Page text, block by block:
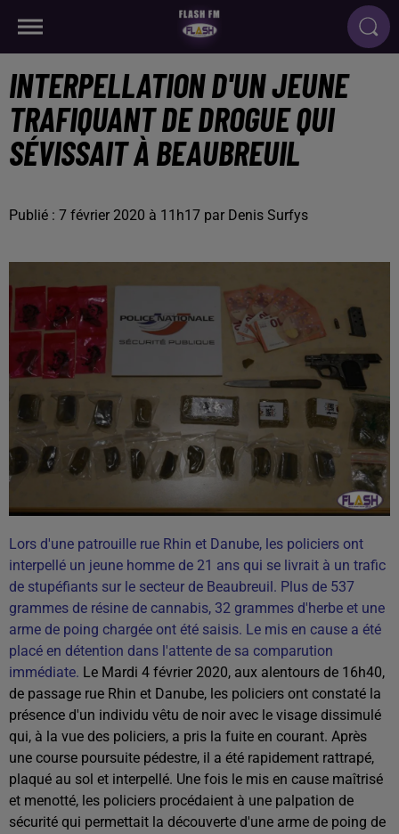
INTERPELLATION D'UN JEUNE
TRAFIQUANT DE DROGUE QUI
SÉVISSAIT À BEAUBREUIL
Publié : 7 février 2020 à 11h17 par Denis Surfys
Lors d'une patrouille rue Rhin et Danube, les policiers ont
interpellé un jeune homme de 21 ans qui se livrait à un trafic
de stupéfiants sur le secteur de Beaubreuil. Plus de 537
grammes de résine de cannabis, 32 grammes d'herbe et une
arme de poing chargée ont été saisis. Le mis en cause a été
placé en détention dans l'attente de sa comparution
immédiate. Le Mardi 4 février 2020, aux alentours de 16h40,
de passage rue Rhin et Danube, les policiers ont constaté la
présence d'un individu vêtu de noir avec le visage dissimulé
qui, à la vue des policiers, a pris la fuite en courant. Après
une course poursuite pédestre, il a été rapidement rattrapé,
plaqué au sol et interpellé. Une fois le mis en cause maîtrisé
et menotté, les policiers procédaient à une palpation de
sécurité qui permettait la découverte d'une arme de poing de